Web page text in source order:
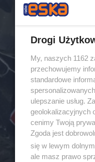
Drogi
My, naszych 1162
przechowujemy
standardowe
ulepszanie usług.
geolokalizacyjnych
cenimy Twoją
Zgoda jest
się w lewym
ale masz prawo